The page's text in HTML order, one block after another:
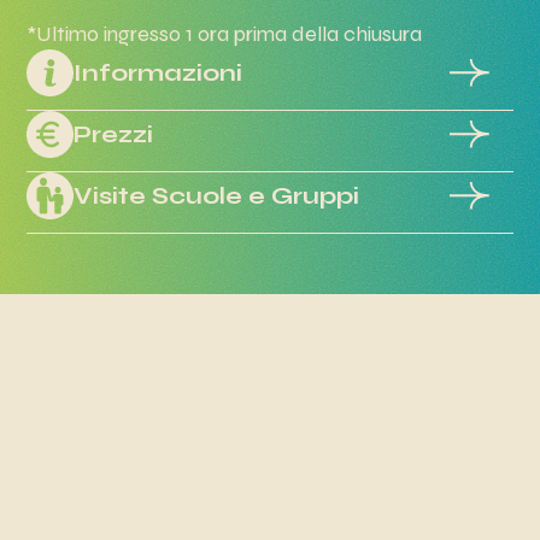
*Ultimo ingresso 1 ora prima della chiusura
Informazioni
Prezzi
Visite Scuole e Gruppi